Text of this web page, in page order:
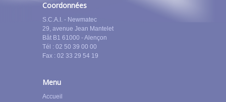
Coordonnées
S.C.A.I. - Newmatec
29, avenue Jean Mantelet
Bât B1 61000 - Alençon
Tél : 02 50 39 00 00
Fax : 02 33 29 54 19
Menu
Accueil